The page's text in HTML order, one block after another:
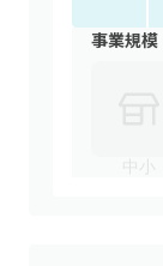
事業規模